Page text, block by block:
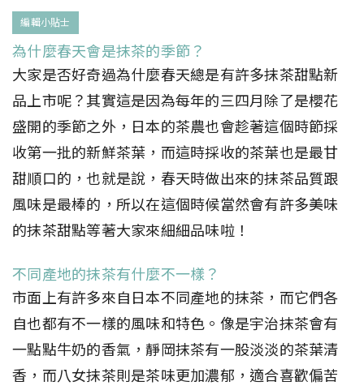
編輯小貼士
為什麼春天會是抹茶的季節？
大家是否好奇過為什麼春天總是有許多抹茶甜點新
品上市呢？其實這是因為每年的三四月除了是櫻花
盛開的季節之外，日本的茶農也會趁著這個時節採
收第一批的新鮮茶葉，而這時採收的茶葉也是最甘
甜順口的，也就是說，春天時做出來的抹茶品質跟
風味是最棒的，所以在這個時候當然會有許多美味
的抹茶甜點等著大家來細細品味啦！
不同產地的抹茶有什麼不一樣？
市面上有許多來自日本不同產地的抹茶，而它們各
自也都有不一樣的風味和特色。像是宇治抹茶會有
一點點牛奶的香氣，靜岡抹茶有一股淡淡的茶葉清
香，而八女抹茶則是茶味更加濃郁，適合喜歡偏苦